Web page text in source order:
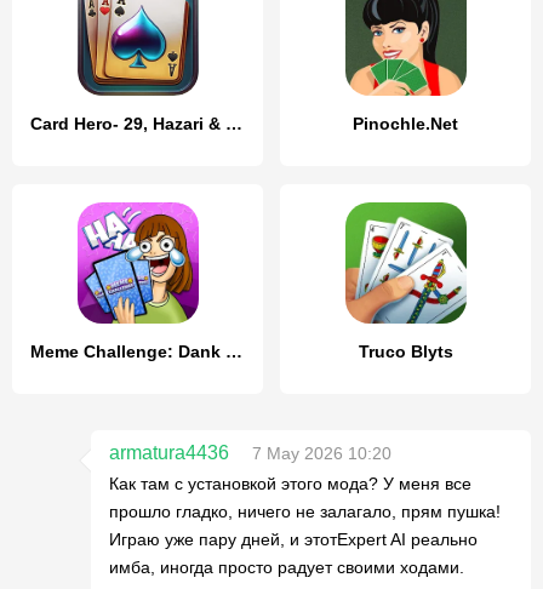
Card Hero- 29, Hazari & more Pinochle.Net
Meme Challenge: Dank Memes Truco Blyts
armatura4436
7 May 2026 10:20
Как там с установкой этого мода? У меня все
прошло гладко, ничего не залагало, прям пушка!
Играю уже пару дней, и этотExpert AI реально
имба, иногда просто радует своими ходами.